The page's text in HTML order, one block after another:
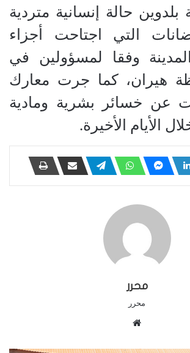
بلدوين حالة إنسانية متردية
التي اجتاحت أجزاء
وفقا لمسؤولين في
هيران، كما جرت معارك
عن خسائر بشرية ومادية
الأيام الأخيرة.
محرر
محرر